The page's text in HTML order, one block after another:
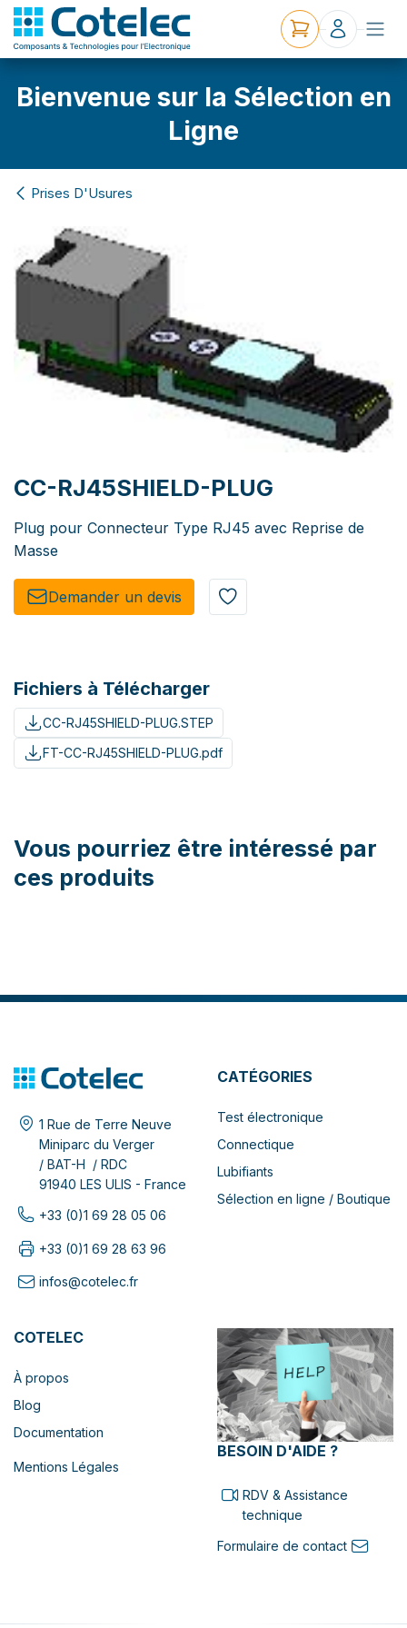
Bienvenue sur la Sélection en
Ligne
Prises D'Usures
CC-RJ45SHIELD-PLUG
Plug pour Connecteur Type RJ45 avec Reprise de
Masse
Demander un de​​vis​​
Fichiers à Télécharger
CC-RJ45SHIELD-PLUG.STEP
FT-CC-RJ45SHIELD-PLUG.pdf
Vous pourriez être intéressé par
ces produits
1 Rue de Terre Neuve
Miniparc du Verger
/ BAT-H / RDC
91940 LES ULIS - France
+33 (0)1 69 28 05 06
+33 (0)1 69 28 63 96
infos@cotelec.fr
CATÉGORIES
Test électronique
Connectique
Lubifiants
Sélection en ligne / Boutique
COTELEC
À propos
Blog
Documentation
Mentions Légales
BESOIN D'AIDE ?
RDV & Assistance
technique
Formulaire de contact